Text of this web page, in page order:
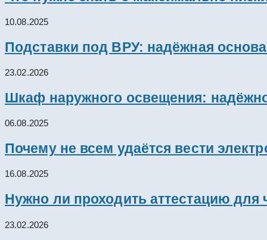
10.08.2025
Подставки под ВРУ: надёжная
23.02.2026
Шкаф наружного освещения:
06.08.2025
Почему не всем удаётся вести
16.08.2025
Нужно ли проходить аттестацию для
23.02.2026